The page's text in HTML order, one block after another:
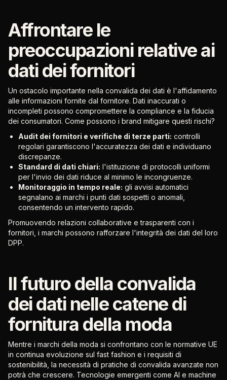
Affrontare le
preoccupazioni relative ai
dati dei fornitori
Un ostacolo importante nella convalida dei dati è l'affidamento
alle informazioni fornite dal fornitore. Dati inaccurati o
incompleti possono compromettere la compliance e la fiducia
dei consumatori. Come possono i brand mitigare questi rischi?
Audit dei fornitori e verifiche di terze parti: controlli
regolari garantiscono l'accuratezza dei dati e individuano
discrepanze.
Standard di dati chiari: l'istituzione di protocolli uniformi
per l'invio dei dati riduce al minimo le incongruenze.
Monitoraggio in tempo reale: gli avvisi automatici
segnalano ai marchi i punti dati sospetti o anomali,
consentendo un intervento rapido.
Promuovendo relazioni collaborative e trasparenti con i
fornitori, i marchi possono rafforzare l'integrità dei dati del loro
DPP.
Il futuro della convalida
dei dati nelle catene di
fornitura della moda
Mentre i marchi della moda si confrontano con le normative UE
in continua evoluzione sul fast fashion e i requisiti di
sostenibilità, la necessità di pratiche di convalida avanzate non
potrà che crescere. Tecnologie emergenti come AI e machine